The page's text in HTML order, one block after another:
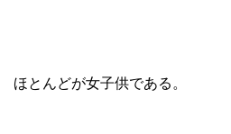
ほとんどが女子供である。